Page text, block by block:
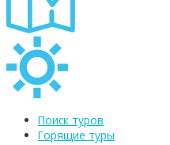
Поиск туров
Горящие туры